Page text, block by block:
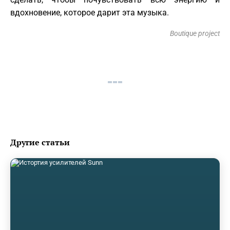
вдохновение, которое дарит эта музыка.
Boutique project
Другие статьи